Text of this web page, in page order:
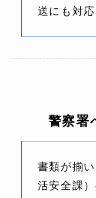
送にも対応
警察署
書類が揃
活安全課